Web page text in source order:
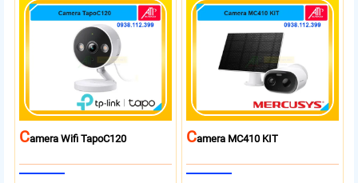
CAmera Wifi TapoC120 CAmera MC410 KIT